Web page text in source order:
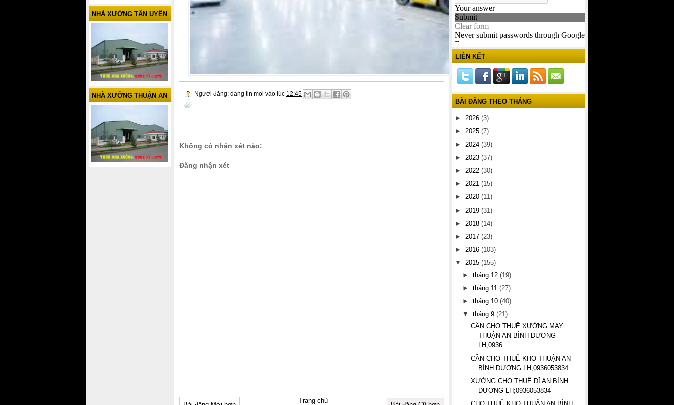
LIÊN KẾT
BÀI ĐĂNG THEO THÁNG
► 2026 (3)
► 2025 (7)
► 2024 (39)
► 2023 (37)
► 2022 (30)
► 2021 (15)
► 2020 (11)
► 2019 (31)
► 2018 (14)
► 2017 (23)
► 2016 (103)
▼
2015 (155)
►tháng 12(19)
►tháng 11(27)
►tháng 10(40)
▼
tháng 9(21)
CẦN CHO THUÊ XƯỞNG MAY
THUẬN AN BÌNH DƯƠNG
LH;0936...
CẦN CHO THUÊ KHO THUẬN AN
BÌNH DƯƠNG LH;0936053834
XƯỞNG CHO THUÊ DĨ AN BÌNH
DƯƠNG LH;0936053834
Người đăng: dang tin moi vào lúc 12:45
Không có nhận xét nào:
Đăng nhận xét
Trang chủ
NHÀ XƯỞNG TÂN UYÊN
NHÀ XƯỞNG THUẬN AN